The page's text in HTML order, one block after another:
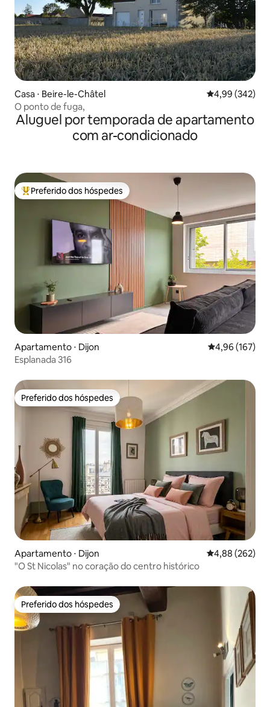
Casa ⋅ Beire-le-Châtel 4,99 de uma
4,99 (342)
O ponto de fuga,
Aluguel por temporada de apartamento
com ar-condicionado
Entre os melhores preferidos dos hóspedes
Preferido dos hóspedes
Apartamento ⋅ Dijon 4,96 de uma
4,96 (167)
Esplanada 316
Preferido dos hóspedes
Preferido dos hóspedes
Apartamento ⋅ Dijon 4,88 de uma
4,88 (262)
"O St Nicolas" no coração do centro histórico
Preferido dos hóspedes
Preferido dos hóspedes